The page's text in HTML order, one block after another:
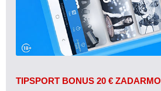
TIPSPORT BONUS 20 € ZADARMO